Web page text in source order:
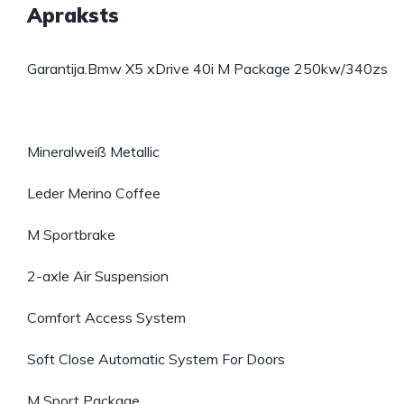
Apraksts
Garantija.Bmw X5 xDrive 40i M Package 250kw/340zs
Mineralweiß Metallic
Leder Merino Coffee
M Sportbrake
2-axle Air Suspension
Comfort Access System
Soft Close Automatic System For Doors